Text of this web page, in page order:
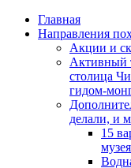
Главная
Направления
Акции и
Активный
столица
гидом-
делали, и
15